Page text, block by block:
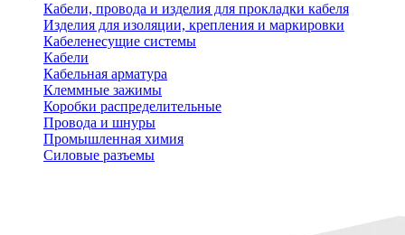
Кабели, провода и изделия для прокладки кабеля
Изделия для изоляции, крепления и маркировки
Кабеленесущие системы
Кабели
Кабельная арматура
Клеммные зажимы
Коробки распределительные
Провода и шнуры
Промышленная химия
Силовые разъемы